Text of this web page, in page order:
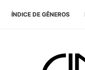
ÍNDICE DE GÊNEROS